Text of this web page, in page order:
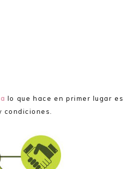
lo que hace en primer lugar es